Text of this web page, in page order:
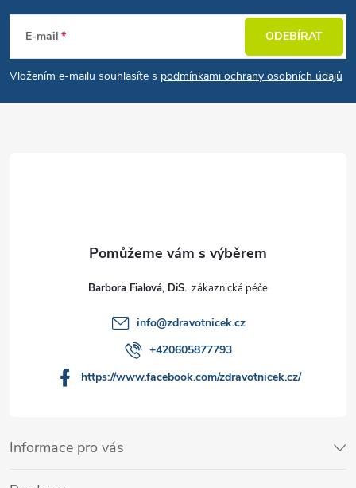
E-mail
Vložením e-mailu souhlasíte s podmínkami ochrany osobních údajů
ODEBÍRAT
Informace pro vás
Barbora Fialová, DiS.
info@zdravotnicek.cz
+420605877793
https://www.facebook.com/zdravotnicek.cz/